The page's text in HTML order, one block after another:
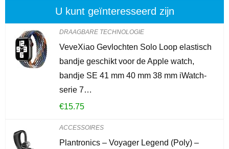
U kunt geïnteresseerd zijn
DRAAGBARE TECHNOLOGIE
VeveXiao Gevlochten Solo Loop elastisch
bandje geschikt voor de Apple watch,
bandje SE 41 mm 40 mm 38 mm iWatch-
serie 7…
€15.75
ACCESSOIRES
Plantronics – Voyager Legend (Poly) –